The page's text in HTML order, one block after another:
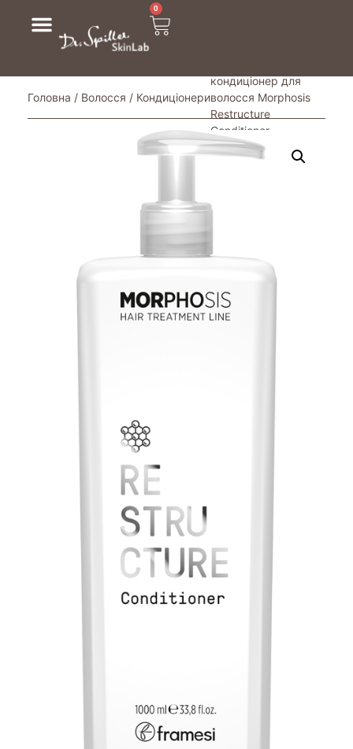
0
Головна / Волосся / Кондиціонери
кондиціонер для
волосся Morphosis
Restructure
Conditioner